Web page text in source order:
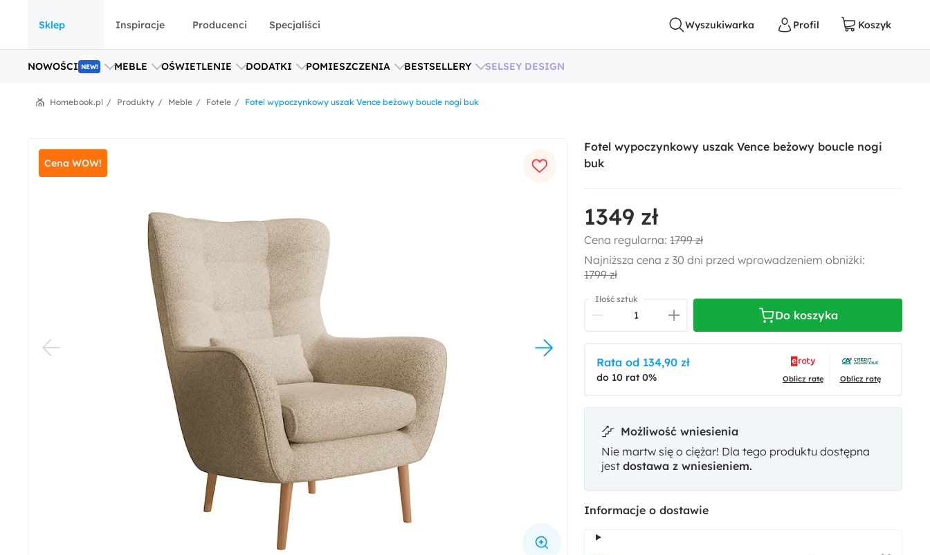
Sklep
NOWOŚCI NEW! MEBLE OŚWIETLENIE DODATKI POMIESZCZENIA BESTSELLERY SELSEY DESIGN
Inspiracje Producenci Specjaliści
Fotel wypoczynkowy uszak Vence beżowy boucle nogi buk
Fotele
Meble
Produkty
Homebook.pl
Cena WOW!
Fotel wypoczynkowy uszak Vence beżowy boucle nogi
buk
1349 zł
Cena regularna: 1799 zł
Najniższa cena z 30 dni przed wprowadzeniem obniżki:
1799 zł
Ilość sztuk
Do koszyka
Rata od 134,90 zł
do 10 rat 0% Oblicz ratę Oblicz ratę
Możliwość wniesienia
Nie martw się o ciężar! Dla tego produktu dostępna
jest dostawa z wniesieniem.
Informacje o dostawie